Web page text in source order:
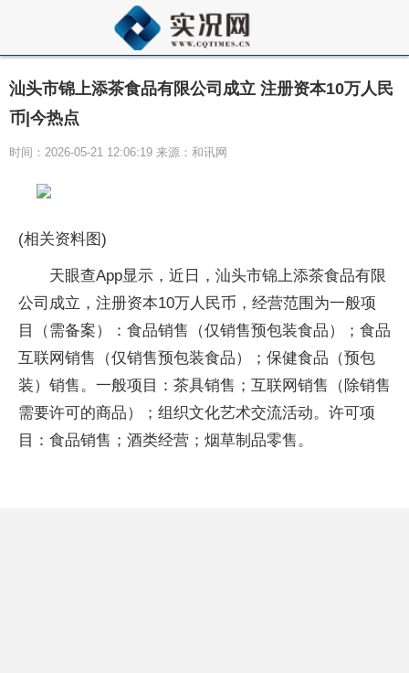
汕头市锦上添茶食品有限公司成立 注册资本10万人民
币|今热点
时间：2026-05-21 12:06:19 来源：和讯网
(相关资料图)
天眼查App显示，近日，汕头市锦上添茶食品有限
公司成立，注册资本10万人民币，经营范围为一般项
目（需备案）：食品销售（仅销售预包装食品）；食品
互联网销售（仅销售预包装食品）；保健食品（预包
装）销售。一般项目：茶具销售；互联网销售（除销售
需要许可的商品）；组织文化艺术交流活动。许可项
目：食品销售；酒类经营；烟草制品零售。